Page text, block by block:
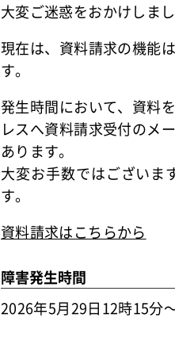
大変ご迷惑をおかけしま
現在は、資料請求の機能
す。
発生時間において、資料
レスへ資料請求受付のメ
あります。
大変お手数ではございま
す。
資料請求はこちらから
障害発生時間
2026年5月29日12時15分